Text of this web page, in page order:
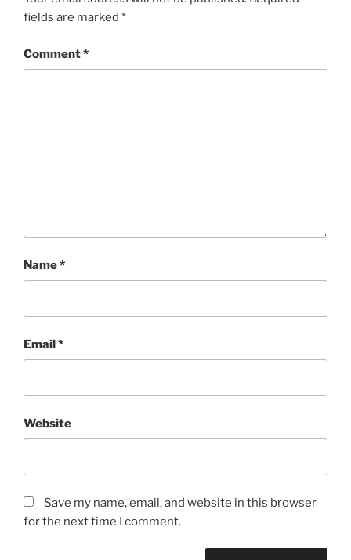
fields are marked *
Comment*
Name*
Email*
Website
Save my name, email, and website in this browser
for the next time I comment.